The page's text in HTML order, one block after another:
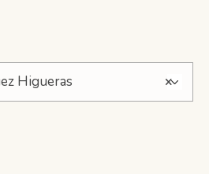
×
Higueras